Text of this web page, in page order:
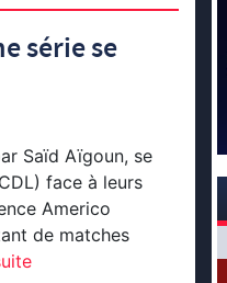
série se
Saïd Aïgoun, se
face à leurs
Americo
de matches